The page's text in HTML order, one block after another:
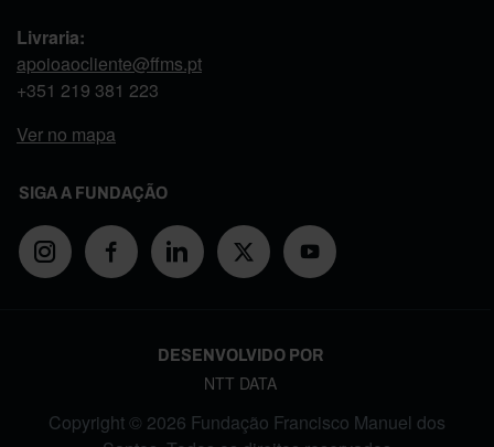
Livraria:
apoioaocliente@ffms.pt
+351 219 381 223
Ver no mapa
SIGA A FUNDAÇÃO
DESENVOLVIDO POR
NTT DATA
Copyright © 2026 Fundação Francisco Manuel dos